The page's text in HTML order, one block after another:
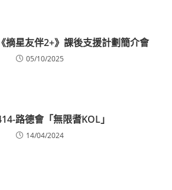
摘星友伴2+》課後支援計劃簡介會
05/10/2025
路德會「無限耆KOL」
14/04/2024